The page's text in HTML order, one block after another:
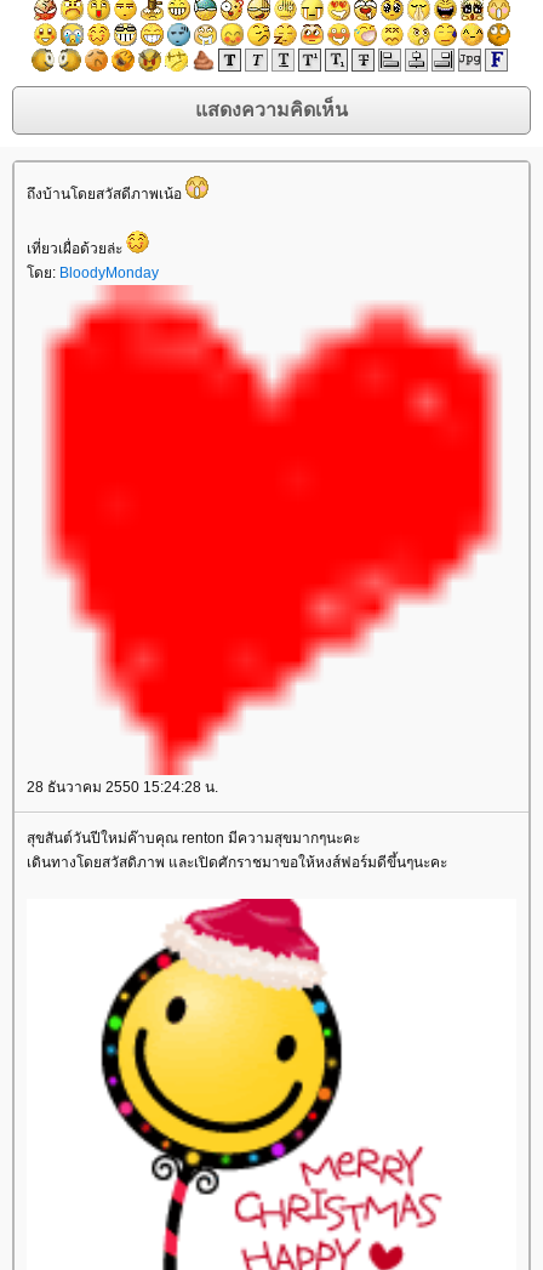
ถึงบ้านโดยสวัสดีภาพเน้อ
เที่ยวเผื่อด้วยล่ะ
ดย: BloodyMonday
28 ธันวาคม 2550 15:24:28 น.
สุขสันต์วันปีใหม่ค๊าบคุณ renton มีความสุขมากๆนะคะ
เดินทางโดยสวัสดิภาพ และเปิดศักราชมาขอให้หงส์ฟอร์มดีขึ้นๆนะคะ